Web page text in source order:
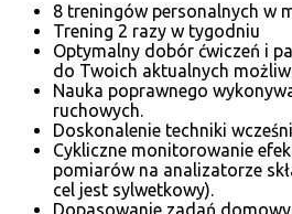
8 treningów personalnych w
Trening 2 razy w tygodniu
Optymalny dobór ćwiczeń i
do Twoich aktualnych
Nauka poprawnego
ruchowych.
Doskonalenie techniki
Cykliczne monitorowanie
pomiarów na analizatorze
cel jest sylwetkowy).